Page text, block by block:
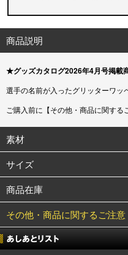
商品説明
★グッズカタログ2026年4月号掲載
選手の名前が入ったグリッターワッ
ご購入前に【その他・商品に関する
素材
サイズ
商品在庫
その他・商品に関するご注意